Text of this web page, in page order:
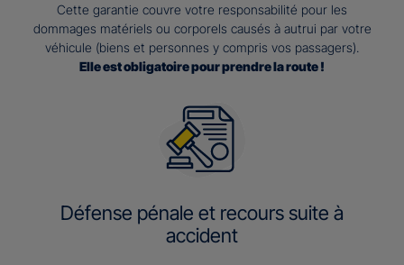
Cette garantie couvre votre responsabilité pour les
dommages matériels ou corporels causés à autrui par votre
véhicule (biens et personnes y compris vos passagers).
Elle est obligatoire pour prendre la route !
Défense pénale et recours suite à
accident